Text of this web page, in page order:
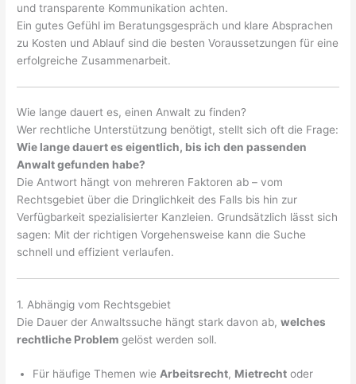
und transparente Kommunikation achten.
Ein gutes Gefühl im Beratungsgespräch und klare Absprachen
zu Kosten und Ablauf sind die besten Voraussetzungen für eine
erfolgreiche Zusammenarbeit.
Wie lange dauert es, einen Anwalt zu finden?
Wer rechtliche Unterstützung benötigt, stellt sich oft die Frage:
Wie lange dauert es eigentlich, bis ich den passenden
Anwalt gefunden habe?
Die Antwort hängt von mehreren Faktoren ab – vom
Rechtsgebiet über die Dringlichkeit des Falls bis hin zur
Verfügbarkeit spezialisierter Kanzleien. Grundsätzlich lässt sich
sagen: Mit der richtigen Vorgehensweise kann die Suche
schnell und effizient verlaufen.
1. Abhängig vom Rechtsgebiet
Die Dauer der Anwaltssuche hängt stark davon ab,welches
rechtliche Problem gelöst werden soll.
Für häufige Themen wieArbeitsrecht, Mietrecht oder